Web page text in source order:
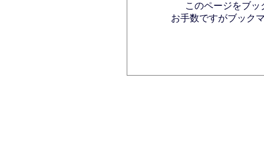
このページをブ
お手数ですがブック